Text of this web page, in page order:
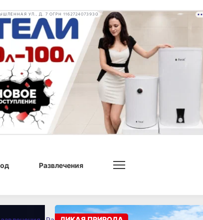
УЛ., Д. 7 ОГРН 1162724073930
Развлечения